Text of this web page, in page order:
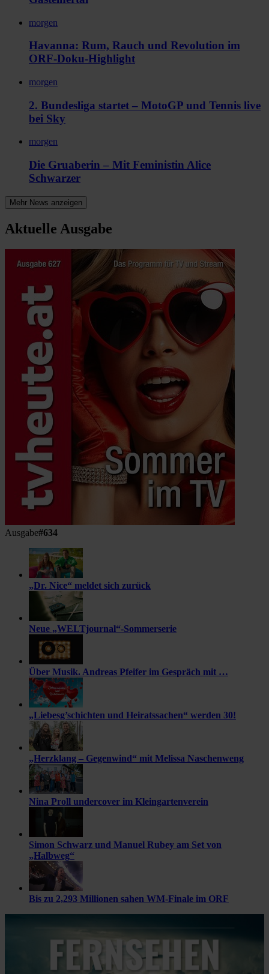
morgen
Havanna: Rum, Rauch und Revolution im
ORF-Doku-Highlight
morgen
2. Bundesliga startet – MotoGP und Tennis live
bei Sky
morgen
Die Gruaberin – Mit Feministin Alice
Schwarzer
Mehr News anzeigen
Aktuelle Ausgabe
Ausgabe#634
„Dr. Nice“ meldet sich zurück
Neue „WELTjournal“-Sommerserie
Über Musik. Andreas Pfeifer im Gespräch mit …
„Liebesg’schichten und Heiratssachen“ werden 30!
„Herzklang – Gegenwind“ mit Melissa Naschenweng
Nina Proll undercover im Kleingartenverein
Simon Schwarz und Manuel Rubey am Set von
„Halbweg“
Bis zu 2,293 Millionen sahen WM-Finale im ORF